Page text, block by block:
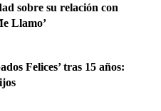
sobre su relación con
Llamo’
Felices’ tras 15 años: